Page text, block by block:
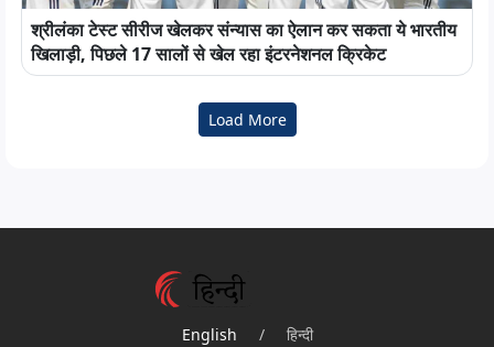
श्रीलंका टेस्ट सीरीज खेलकर संन्यास का ऐलान कर सकता ये भारतीय
खिलाड़ी, पिछले 17 सालों से खेल रहा इंटरनेशनल क्रिकेट
Load More
English / हिन्दी